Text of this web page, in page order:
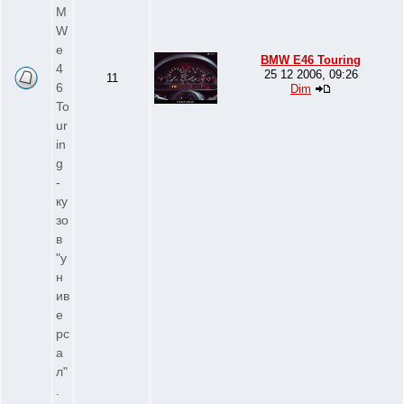
M
W
e
4
6
To
ur
in
g
-
ку
зо
в
"у
н
ив
е
рс
а
л"
.
11
BMW E46 Touring
25 12 2006, 09:26
Dim